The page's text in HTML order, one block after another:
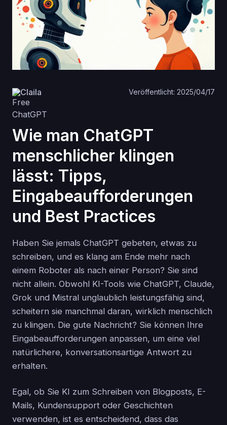
Claila Veröffentlicht: 2025/04/17
Wie man ChatGPT
menschlicher klingen
lässt: Tipps,
Eingabeaufforderungen
und Best Practices
Haben Sie jemals ChatGPT gebeten, etwas zu
schreiben, und es klang am Ende mehr nach
einem Roboter als nach einer Person? Sie sind
nicht allein. Obwohl KI-Tools wie ChatGPT, Claude,
Grok und Mistral unglaublich leistungsfähig sind,
scheitern sie manchmal daran, wirklich menschlich
zu klingen. Die gute Nachricht? Sie können Ihre
Eingabeaufforderungen anpassen, um eine viel
natürlichere, konversationsartige Antwort zu
erhalten.
Egal, ob Sie KI zum Schreiben von Blogposts, E-
Mails, Kundensupport oder Geschichten
verwenden, ist es entscheidend, dass das